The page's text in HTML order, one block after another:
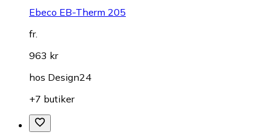
Ebeco EB-Therm 205
fr.
963 kr
hos Design24
+7 butiker